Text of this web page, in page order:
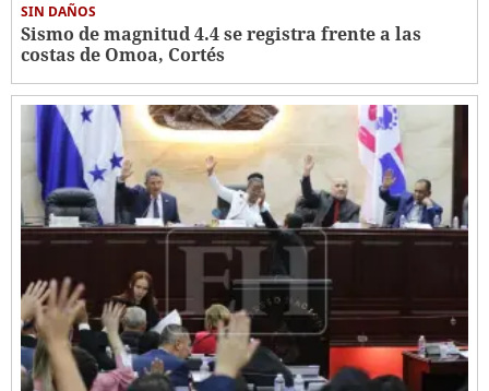
SIN DAÑOS
Sismo de magnitud 4.4 se registra frente a las
costas de Omoa, Cortés